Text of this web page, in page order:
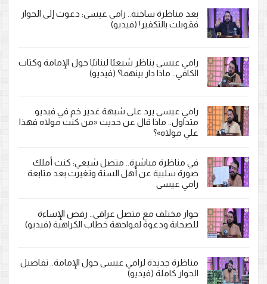
بعد مناظرة ساخنة.. رامي عيسى: دعوت إلى الحوار
فقوبلت بالتكفير! (فيديو)
رامي عيسى يناظر شيعيًا لبنانيًا حول الإمامة وكتاب
الكافي.. ماذا دار بينهما؟ (فيديو)
رامي عيسى يرد على شبهة غدير خم في فيديو
متداول.. ماذا قال عن حديث «من كنت مولاه فهذا
علي مولاه»؟
في مناظرة مباشرة.. متصل شيعي: كنت أملك
صورة سلبية عن أهل السنة وتغيرت بعد متابعة
رامي عيسى
حوار مختلف مع متصل عراقي.. رفض الإساءة
للصحابة ودعوة لمواجهة خطاب الكراهية (فيديو)
مناظرة جديدة لرامي عيسى حول الإمامة.. تفاصيل
الحوار كاملة (فيديو)